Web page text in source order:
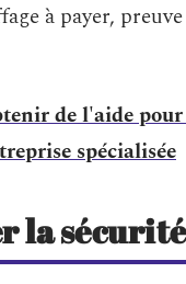
à payer,
de l'aide
spécialisée
la